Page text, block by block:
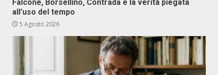
Falcone, Borsellino, Contrada e la verità piegata
all’uso del tempo
5 Agosto 2026